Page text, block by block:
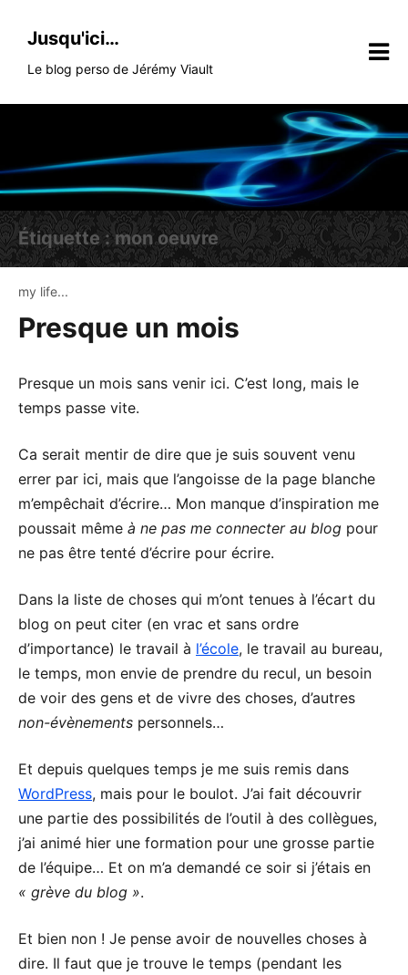
Jusqu'ici…
Le blog perso de Jérémy Viault
Étiquette :mon oeuvre
my life...
Presque un mois
Presque un mois sans venir ici. C’est long, mais le
temps passe vite.
Ca serait mentir de dire que je suis souvent venu
errer par ici, mais que l’angoisse de la page blanche
m’empêchait d’écrire… Mon manque d’inspiration me
poussait même à ne pas me connecter au blog pour
ne pas être tenté d’écrire pour écrire.
Dans la liste de choses qui m’ont tenues à l’écart du
blog on peut citer (en vrac et sans ordre
d’importance) le travail à l’école, le travail au bureau,
le temps, mon envie de prendre du recul, un besoin
de voir des gens et de vivre des choses, d’autres
non-évènements personnels…
Et depuis quelques temps je me suis remis dans
WordPress, mais pour le boulot. J’ai fait découvrir
une partie des possibilités de l’outil à des collègues,
j’ai animé hier une formation pour une grosse partie
de l’équipe… Et on m’a demandé ce soir si j’étais en
« grève du blog ».
Et bien non ! Je pense avoir de nouvelles choses à
dire. Il faut que je trouve le temps (pendant les